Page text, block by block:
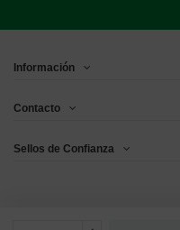
Información
Contacto
Sellos de Confianza